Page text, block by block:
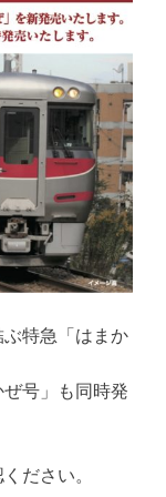
特急「はまか
号」も同時発
ださい。